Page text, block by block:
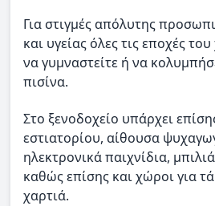
Για στιγμές απόλυτης
και υγείας όλες τις εποχές
να γυμναστείτε ή να
πισίνα.
Στο ξενοδοχείο υπάρχει
εστιατορίου, αίθουσα
ηλεκτρονικά παιχνίδια,
καθώς επίσης και χώροι για
χαρτιά.